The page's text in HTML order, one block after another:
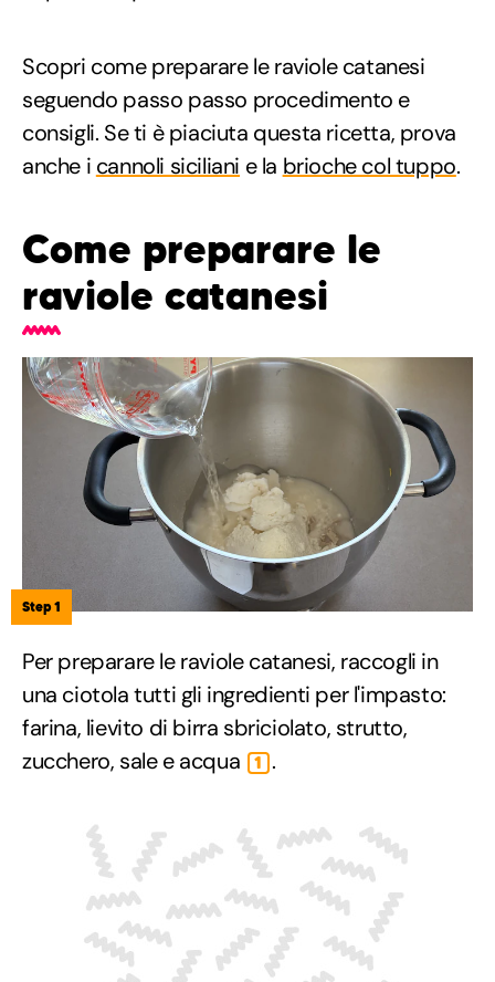
Scopri come preparare le raviole catanesi
seguendo passo passo procedimento e
consigli. Se ti è piaciuta questa ricetta, prova
anche i cannoli siciliani e la brioche col tuppo.
Come preparare le
raviole catanesi
Step 1
Per preparare le raviole catanesi, raccogli in
una ciotola tutti gli ingredienti per l'impasto:
farina, lievito di birra sbriciolato, strutto,
zucchero, sale e acqua
1 .